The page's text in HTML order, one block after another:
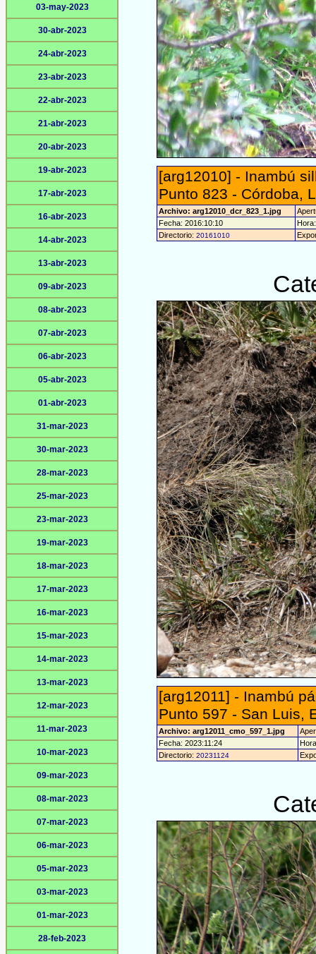
03-may-2023
30-abr-2023
24-abr-2023
23-abr-2023
22-abr-2023
21-abr-2023
20-abr-2023
19-abr-2023
17-abr-2023
16-abr-2023
14-abr-2023
13-abr-2023
09-abr-2023
08-abr-2023
07-abr-2023
06-abr-2023
05-abr-2023
01-abr-2023
31-mar-2023
30-mar-2023
28-mar-2023
25-mar-2023
23-mar-2023
19-mar-2023
18-mar-2023
17-mar-2023
16-mar-2023
15-mar-2023
14-mar-2023
13-mar-2023
12-mar-2023
11-mar-2023
10-mar-2023
09-mar-2023
08-mar-2023
07-mar-2023
06-mar-2023
05-mar-2023
03-mar-2023
01-mar-2023
28-feb-2023
[arg12010] - Inambú
Punto 823 - Córdoba,
Archivo: arg12010_dcr_823_1.jpg
Fecha: 2016:10:10
Directorio: 20161010
[arg12011] - Inambú
Punto 597 - San Luis,
Archivo: arg12011_cmo_597_1.jpg
Fecha: 2023:11:24
Directorio: 20231124